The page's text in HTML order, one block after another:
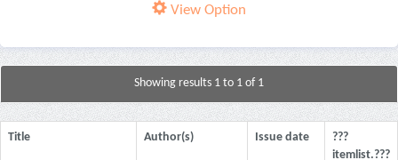
View Option
Showing results 1 to 1 of 1
Title Author(s) Issue date
???
itemlist.???